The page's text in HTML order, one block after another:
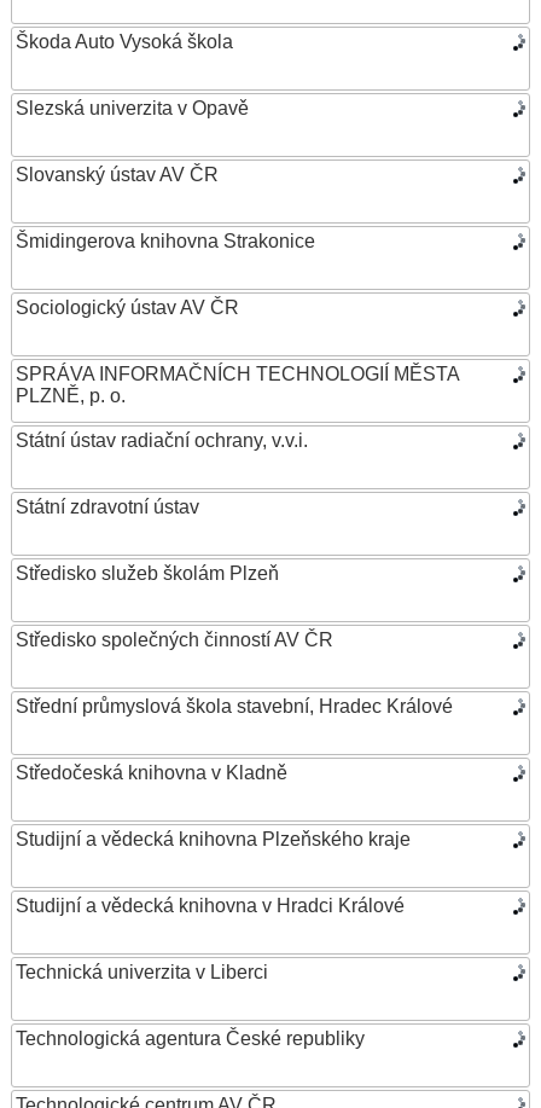
Škoda Auto Vysoká škola
Slezská univerzita v Opavě
Slovanský ústav AV ČR
Šmidingerova knihovna Strakonice
Sociologický ústav AV ČR
SPRÁVA INFORMAČNÍCH TECHNOLOGIÍ MĚSTA
PLZNĚ, p. o.
Státní ústav radiační ochrany, v.v.i.
Státní zdravotní ústav
Středisko služeb školám Plzeň
Středisko společných činností AV ČR
Střední průmyslová škola stavební, Hradec Králové
Středočeská knihovna v Kladně
Studijní a vědecká knihovna Plzeňského kraje
Studijní a vědecká knihovna v Hradci Králové
Technická univerzita v Liberci
Technologická agentura České republiky